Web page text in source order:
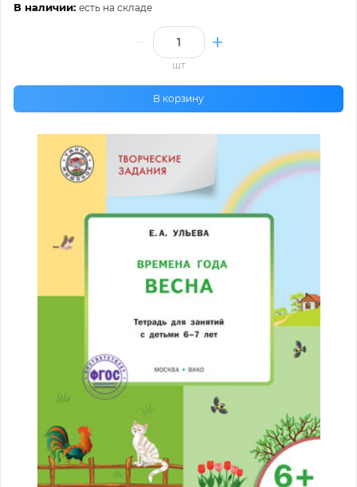
В наличии: есть на складе
шт
В корзину